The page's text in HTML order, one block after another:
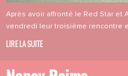
Après avoir affronté le Red Star et
vendredi leur troisième rencontre
LIRE LA SUITE